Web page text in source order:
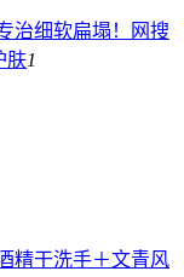
治细软扁塌！网搜
肤1
精干洗手＋文青风